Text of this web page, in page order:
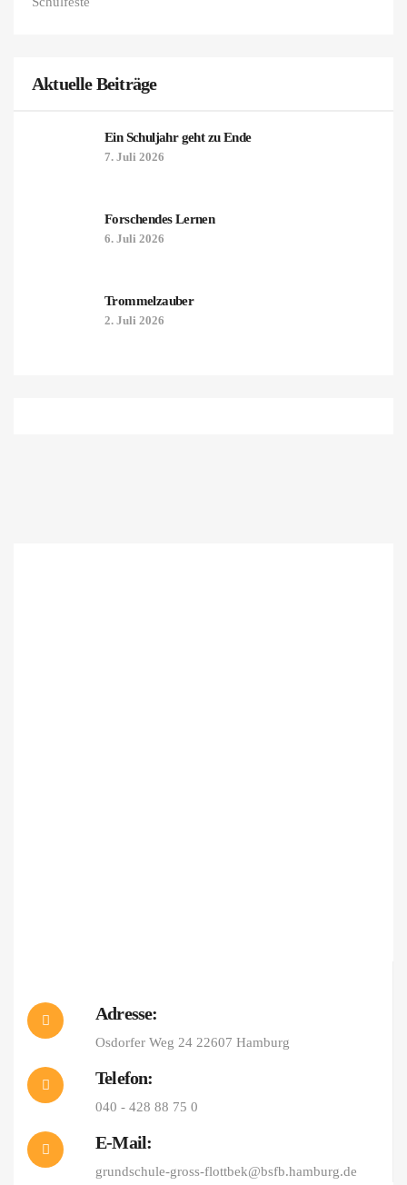
Aktuelle Beiträge
Ein Schuljahr geht zu Ende
7. Juli 2026
Forschendes Lernen
6. Juli 2026
Trommelzauber
2. Juli 2026
Adresse:
Osdorfer Weg 24 22607 Hamburg
Telefon:
040 - 428 88 75 0
E-Mail:
grundschule-gross-flottbek@bsfb.hamburg.de